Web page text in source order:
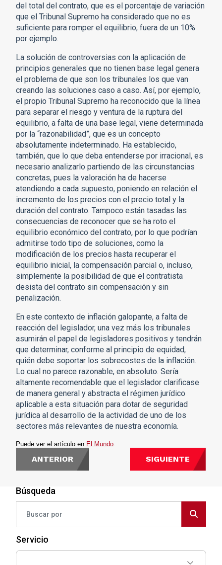
Búsqueda
Servicio
del total del contrato, que es el porcentaje de variación
que el Tribunal Supremo ha considerado que no es
suficiente para romper el equilibrio, fuera de un 10%
por ejemplo.
La solución de controversias con la aplicación de
principios generales que no tienen base legal genera
el problema de que son los tribunales los que van
creando las soluciones caso a caso. Así, por ejemplo,
el propio Tribunal Supremo ha reconocido que la línea
para separar el riesgo y ventura de la ruptura del
equilibrio, a falta de una base legal, viene determinada
por la “razonabilidad”, que es un concepto
absolutamente indeterminado. Ha establecido,
también, que lo que deba entenderse por irracional, es
necesario analizarlo partiendo de las circunstancias
concretas, pues la valoración ha de hacerse
atendiendo a cada supuesto, poniendo en relación el
incremento de los precios con el precio total y la
duración del contrato. Tampoco están tasadas las
consecuencias de reconocer que se ha roto el
equilibrio económico del contrato, por lo que podrían
admitirse todo tipo de soluciones, como la
modificación de los precios hasta recuperar el
equilibrio inicial, la compensación parcial o, incluso,
simplemente la posibilidad de que el contratista
desista del contrato sin compensación y sin
penalización.
En este contexto de inflación galopante, a falta de
reacción del legislador, una vez más los tribunales
asumirán el papel de legisladores positivos y tendrán
que determinar, conforme al principio de equidad,
quién debe soportar los sobrecostes de la inflación.
Lo cual no parece razonable, en absoluto. Sería
altamente recomendable que el legislador clarificase
de manera general y abstracta el régimen jurídico
aplicable a esta situación para dotar de seguridad
jurídica al desarrollo de la actividad de uno de los
sectores más relevantes de nuestra economía.
Puede ver el artículo en El Mundo
ANTERIOR SIGUIENTE